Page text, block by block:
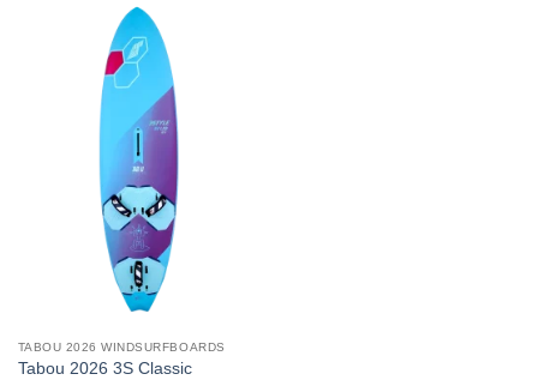
TABOU 2026 WINDSURFBOARDS
Tabou 2026 3S Classic